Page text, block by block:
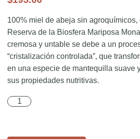
100% miel de abeja sin agroquímicos,
Reserva de la Biosfera Mariposa
cremosa y untable se debe a un
“cristalización controlada”, que
en una especie de mantequilla suave
sus propiedades nutritivas.
Miel Mantequilla (250 ml) cantidad